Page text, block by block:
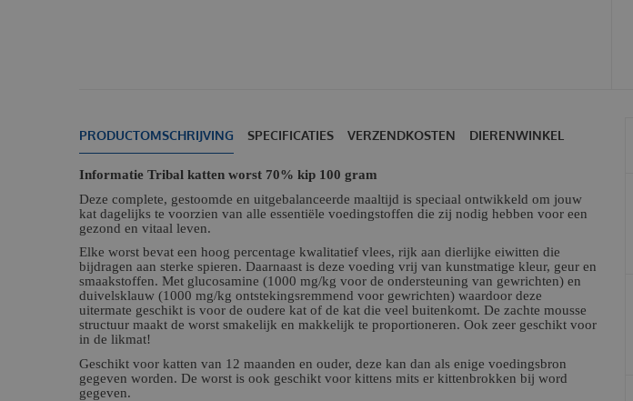
PRODUCTOMSCHRIJVING SPECIFICATIES VERZENDKOSTEN DIERENWINKEL
Informatie Tribal katten worst 70% kip 100 gram
Deze complete, gestoomde en uitgebalanceerde maaltijd is speciaal ontwikkeld om jouw
kat dagelijks te voorzien van alle essentiële voedingstoffen die zij nodig hebben voor een
gezond en vitaal leven.
Elke worst bevat een hoog percentage kwalitatief vlees, rijk aan dierlijke eiwitten die
bijdragen aan sterke spieren. Daarnaast is deze voeding vrij van kunstmatige kleur, geur en
smaakstoffen. Met glucosamine (1000 mg/kg voor de ondersteuning van gewrichten) en
duivelsklauw (1000 mg/kg ontstekingsremmend voor gewrichten) waardoor deze
uitermate geschikt is voor de oudere kat of de kat die veel buitenkomt. De zachte mousse
structuur maakt de worst smakelijk en makkelijk te proportioneren. Ook zeer geschikt voor
in de likmat!
Geschikt voor katten van 12 maanden en ouder, deze kan dan als enige voedingsbron
gegeven worden. De worst is ook geschikt voor kittens mits er kittenbrokken bij word
gegeven.